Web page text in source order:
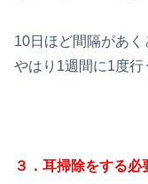
10日ほど間隔があく
やはり1週間に1度行
３．耳掃除をする必